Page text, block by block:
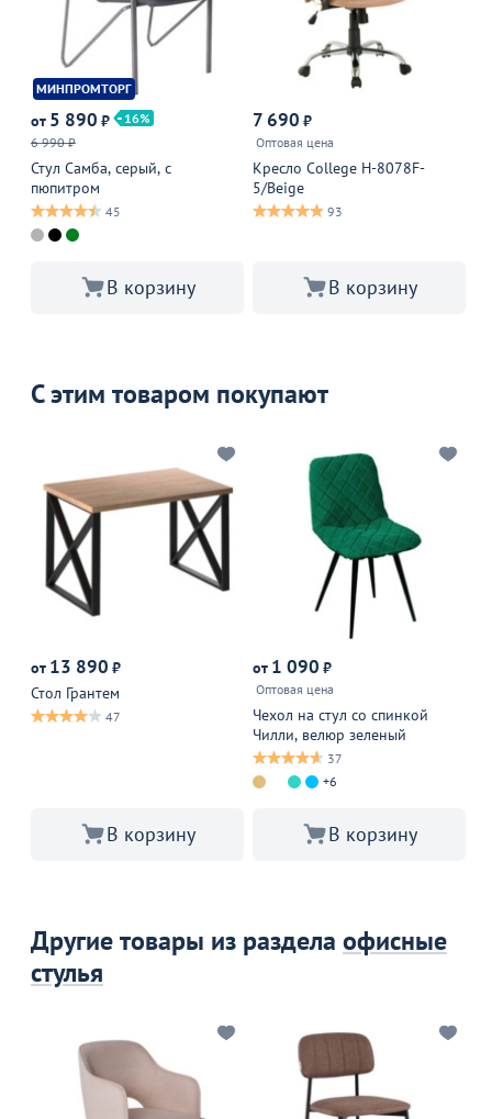
МИНПРОМТОРГ
от 5 890 ₽
16
6 990 ₽
Стул Самба, серый, с
пюпитром
45
В корзину
7 690 ₽
Оптовая цена
Кресло College H-8078F-
5/Beige
93
В корзину
С этим товаром покупают
от 13 890 ₽
Стол Грантем
47
В корзину
от 1 090 ₽
Оптовая цена
Чехол на стул со спинкой
Чилли, велюр зеленый
37
+6
В корзину
Другие товары из раздела офисные
стулья